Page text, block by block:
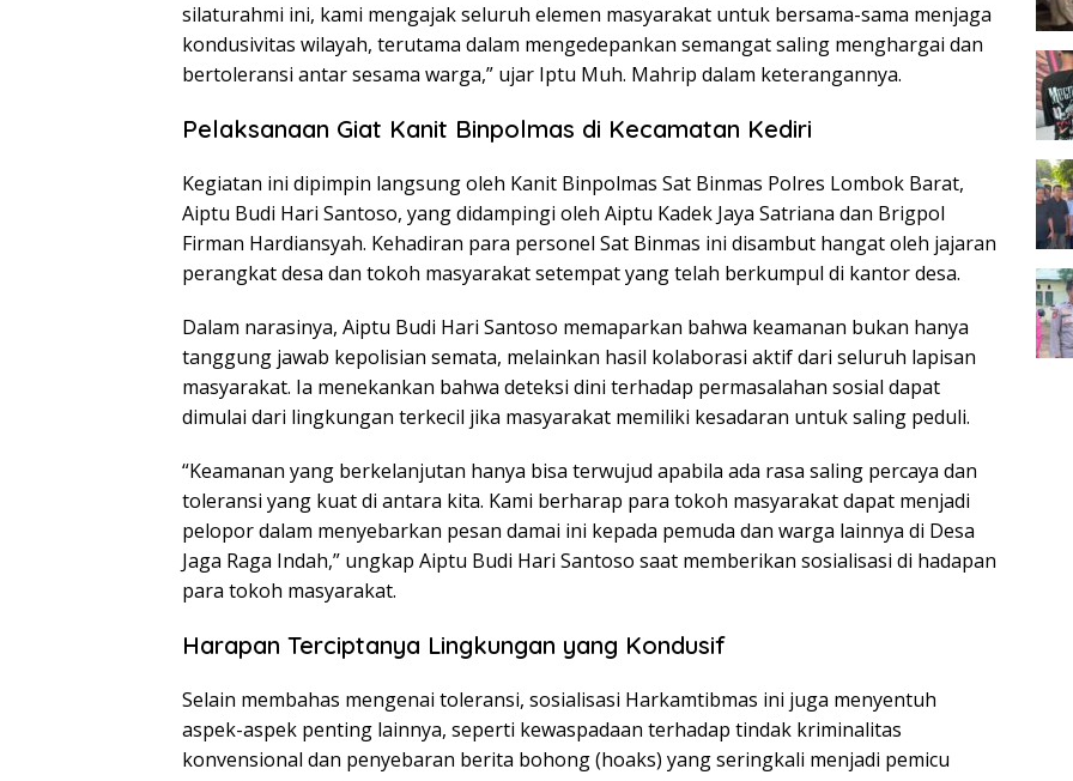
silaturahmi ini, kami mengajak seluruh elemen masyarakat untuk bersama-sama menjaga
kondusivitas wilayah, terutama dalam mengedepankan semangat saling menghargai dan
bertoleransi antar sesama warga,” ujar Iptu Muh. Mahrip dalam keterangannya.
Pelaksanaan Giat Kanit Binpolmas di Kecamatan Kediri
Kegiatan ini dipimpin langsung oleh Kanit Binpolmas Sat Binmas Polres Lombok Barat,
Aiptu Budi Hari Santoso, yang didampingi oleh Aiptu Kadek Jaya Satriana dan Brigpol
Firman Hardiansyah. Kehadiran para personel Sat Binmas ini disambut hangat oleh jajaran
perangkat desa dan tokoh masyarakat setempat yang telah berkumpul di kantor desa.
Dalam narasinya, Aiptu Budi Hari Santoso memaparkan bahwa keamanan bukan hanya
tanggung jawab kepolisian semata, melainkan hasil kolaborasi aktif dari seluruh lapisan
masyarakat. Ia menekankan bahwa deteksi dini terhadap permasalahan sosial dapat
dimulai dari lingkungan terkecil jika masyarakat memiliki kesadaran untuk saling peduli.
“Keamanan yang berkelanjutan hanya bisa terwujud apabila ada rasa saling percaya dan
toleransi yang kuat di antara kita. Kami berharap para tokoh masyarakat dapat menjadi
pelopor dalam menyebarkan pesan damai ini kepada pemuda dan warga lainnya di Desa
Jaga Raga Indah,” ungkap Aiptu Budi Hari Santoso saat memberikan sosialisasi di hadapan
para tokoh masyarakat.
Harapan Terciptanya Lingkungan yang Kondusif
Selain membahas mengenai toleransi, sosialisasi Harkamtibmas ini juga menyentuh
aspek-aspek penting lainnya, seperti kewaspadaan terhadap tindak kriminalitas
konvensional dan penyebaran berita bohong (hoaks) yang seringkali menjadi pemicu